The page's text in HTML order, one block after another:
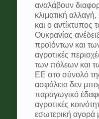
αναλάβουν
κλιματική
και ο αντίκτυπος
Ουκρανίας
προϊόντων και
αγροτικές
των πόλεων και
ΕΕ στο σύνολό
ασφάλεια δεν
παραγωγικό
αγροτικές
εσωτερική